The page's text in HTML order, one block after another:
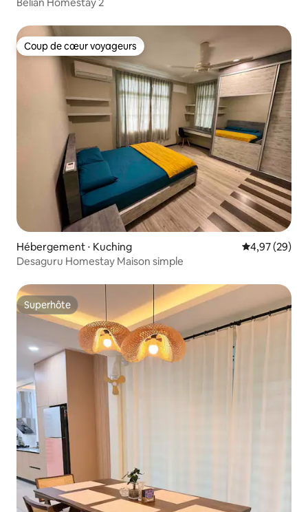
Coup de cœur voyageurs
Coup de cœur voyageurs
Hébergement ⋅ Kuching Évaluation
4,97 (29)
Desaguru Homestay Maison simple
Superhôte
Superhôte